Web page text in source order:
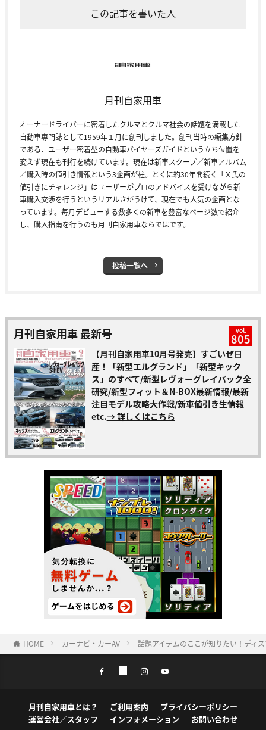
この記事を書いた人
月刊自家用車
オーナードライバーに密着したクルマとクルマ社会の話題を満載した
自動車専門誌として1959年１月に創刊しました。創刊当時の編集方針
である、ユーザー密着型の自動車バイヤーズガイドという立ち位置を
変えず現在も刊行を続けています。現在は新車スクープ／新車アルバム
／購入時の値引き情報という3企画が柱。とくに約30年間続く「Ｘ氏の
値引きにチャレンジ」はユーザーがプロのアドバイスを受けながら新
車購入交渉を行うというリアルさがうけて、現在でも人気の企画とな
っています。毎月デビューする数多くの新車を豊富なページ数で紹介
し、購入指南を行うのも月刊自家用車ならではです。
投稿一覧へ
月刊自家用車 最新号 vol.
805
【月刊自家用車10月号発売】すごいぜ日
産！「新型エルグランド」「新型キック
ス」のすべて/新型レヴォーグレイバック全
研究/新型フィット＆N-BOX最新情報/最新
注目モデル攻略大作戦/新車値引き生情報
etc.→ 詳しくはこちら
HOME カーナビ・カーAV 話題アイテムのここが知りたい！ディ
月刊自家用車とは？ ご利用案内
プライバシーポリシー
運営会社／スタッフ
インフォメーション お問い合わせ